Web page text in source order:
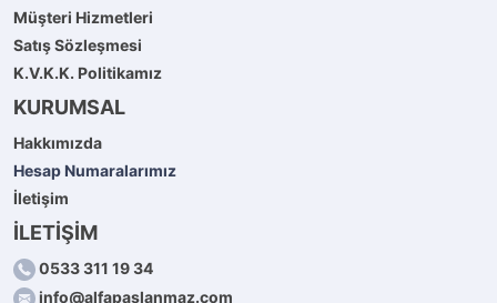
Müşteri Hizmetleri
Satış Sözleşmesi
K.V.K.K. Politikamız
KURUMSAL
Hakkımızda
Hesap Numaralarımız
İletişim
İLETİŞİM
0533 311 19 34
info@alfapaslanmaz.com